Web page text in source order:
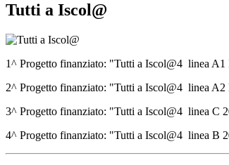
Tutti a Iscol@
1^ Progetto finanziato: "Tutti a Iscol@4 linea A1
2^ Progetto finanziato: "Tutti a Iscol@4 linea A2
3^ Progetto finanziato: "Tutti a Iscol@4 linea C
4^ Progetto finanziato: "Tutti a Iscol@4 linea B